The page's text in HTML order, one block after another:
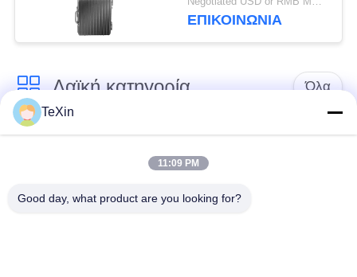
σημάτων κηφήνων
ΕΠΙΚΟΙΝΩΝΊΑ
Λαϊκή κατηγορία Όλα
Μονάδα παρεμβολής
με μη επανδρωμένο
TeXin
11:09 PM
Good day, what product are you looking for?